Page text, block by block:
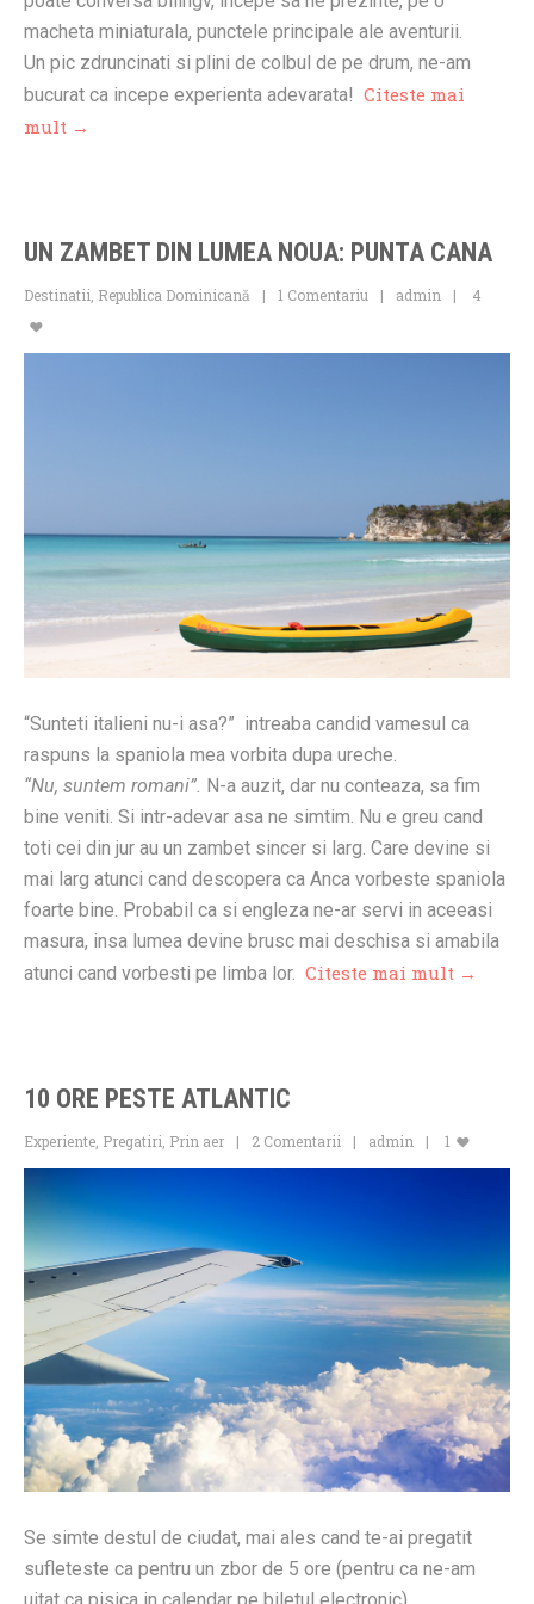
macheta miniaturala, punctele principale ale aventurii.
Un pic zdruncinati si plini de colbul de pe drum, ne-am
bucurat ca incepe experienta adevarata! Citeste mai
mult →
UN ZAMBET DIN LUMEA NOUA: PUNTA CANA
Destinatii Republica Dominicană 1 Comentariu admin 4
“Sunteti italieni nu-i asa?” intreaba candid vamesul ca
raspuns la spaniola mea vorbita dupa ureche.
“Nu, suntem romani”. N-a auzit, dar nu conteaza, sa fim
bine veniti. Si intr-adevar asa ne simtim. Nu e greu cand
toti cei din jur au un zambet sincer si larg. Care devine si
mai larg atunci cand descopera ca Anca vorbeste spaniola
foarte bine. Probabil ca si engleza ne-ar servi in aceeasi
masura, insa lumea devine brusc mai deschisa si amabila
atunci cand vorbesti pe limba lor. Citeste mai mult →
10 ORE PESTE ATLANTIC
Experiente Pregatiri Prin aer 2 Comentarii admin 1
Se simte destul de ciudat, mai ales cand te-ai pregatit
sufleteste ca pentru un zbor de 5 ore (pentru ca ne-am